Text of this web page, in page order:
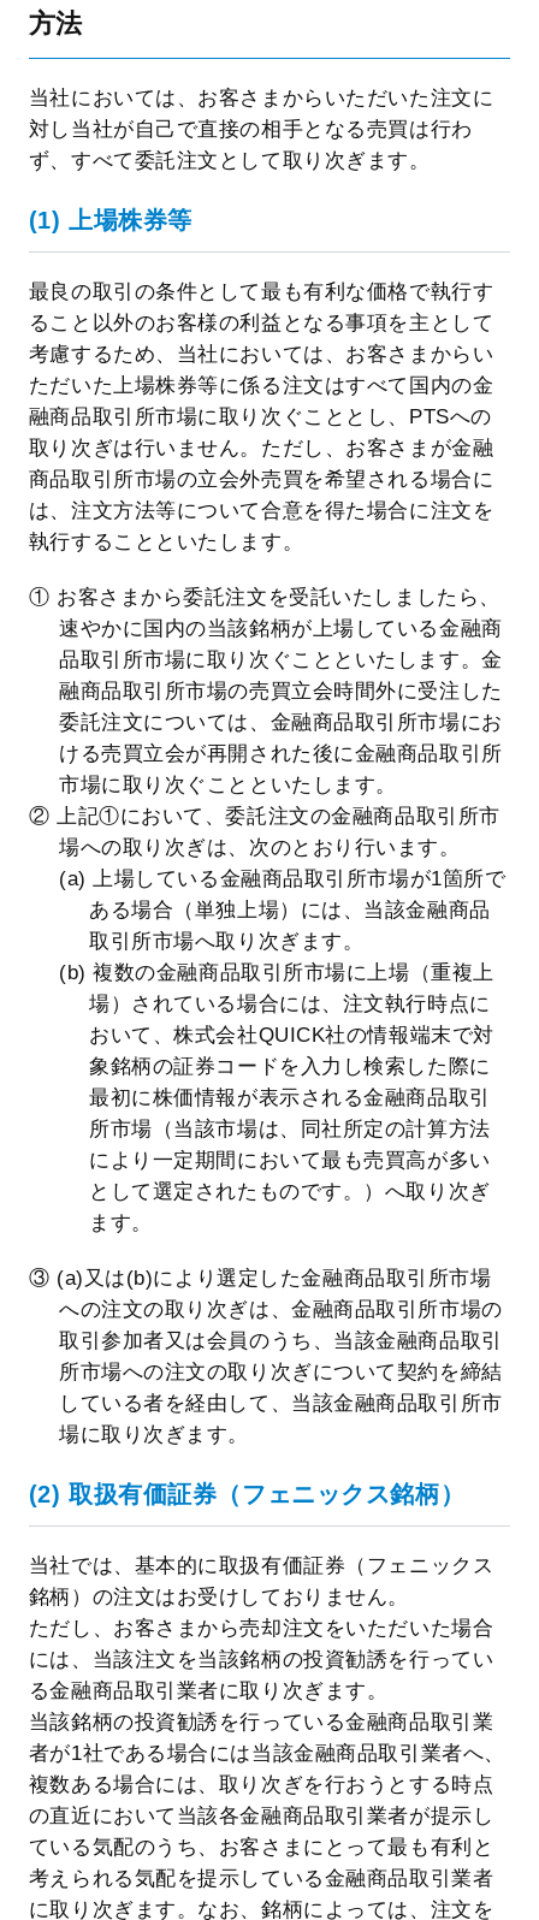
方法
当社においては、お客さまからいただいた注文に
対し当社が自己で直接の相手となる売買は行わ
ず、すべて委託注文として取り次ぎます。
(1) 上場株券等
最良の取引の条件として最も有利な価格で執行す
ること以外のお客様の利益となる事項を主として
考慮するため、当社においては、お客さまからい
ただいた上場株券等に係る注文はすべて国内の金
融商品取引所市場に取り次ぐこととし、PTSへの
取り次ぎは行いません。ただし、お客さまが金融
商品取引所市場の立会外売買を希望される場合に
は、注文方法等について合意を得た場合に注文を
執行することといたします。
① お客さまから委託注文を受託いたしましたら、
速やかに国内の当該銘柄が上場している金融商
品取引所市場に取り次ぐことといたします。金
融商品取引所市場の売買立会時間外に受注した
委託注文については、金融商品取引所市場にお
ける売買立会が再開された後に金融商品取引所
市場に取り次ぐことといたします。
② 上記①において、委託注文の金融商品取引所市
場への取り次ぎは、次のとおり行います。
(a) 上場している金融商品取引所市場が1箇所で
ある場合（単独上場）には、当該金融商品
取引所市場へ取り次ぎます。
(b) 複数の金融商品取引所市場に上場（重複上
場）されている場合には、注文執行時点に
おいて、株式会社QUICK社の情報端末で対
象銘柄の証券コードを入力し検索した際に
最初に株価情報が表示される金融商品取引
所市場（当該市場は、同社所定の計算方法
により一定期間において最も売買高が多い
として選定されたものです。）へ取り次ぎ
ます。
③ (a)又は(b)により選定した金融商品取引所市場
への注文の取り次ぎは、金融商品取引所市場の
取引参加者又は会員のうち、当該金融商品取引
所市場への注文の取り次ぎについて契約を締結
している者を経由して、当該金融商品取引所市
場に取り次ぎます。
(2) 取扱有価証券（フェニックス銘柄）
当社では、基本的に取扱有価証券（フェニックス
銘柄）の注文はお受けしておりません。
ただし、お客さまから売却注文をいただいた場合
には、当該注文を当該銘柄の投資勧誘を行ってい
る金融商品取引業者に取り次ぎます。
当該銘柄の投資勧誘を行っている金融商品取引業
者が1社である場合には当該金融商品取引業者へ、
複数ある場合には、取り次ぎを行おうとする時点
の直近において当該各金融商品取引業者が提示し
ている気配のうち、お客さまにとって最も有利と
考えられる気配を提示している金融商品取引業者
に取り次ぎます。なお、銘柄によっては、注文を